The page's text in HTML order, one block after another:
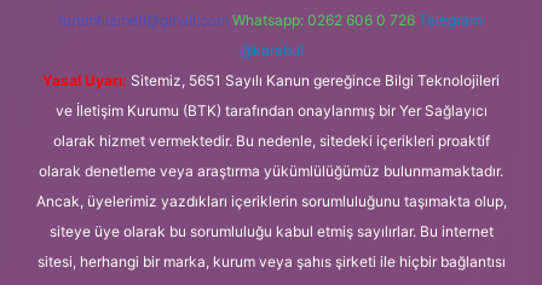
forumhizmeti@gmail.com Whatsapp: 0262 606 0 726 Telegram:
@karabul
Yasal Uyarı: Sitemiz, 5651 Sayılı Kanun gereğince Bilgi Teknolojileri
ve İletişim Kurumu (BTK) tarafından onaylanmış bir Yer Sağlayıcı
olarak hizmet vermektedir. Bu nedenle, sitedeki içerikleri proaktif
olarak denetleme veya araştırma yükümlülüğümüz bulunmamaktadır.
Ancak, üyelerimiz yazdıkları içeriklerin sorumluluğunu taşımakta olup,
siteye üye olarak bu sorumluluğu kabul etmiş sayılırlar. Bu internet
sitesi, herhangi bir marka, kurum veya şahıs şirketi ile hiçbir bağlantısı